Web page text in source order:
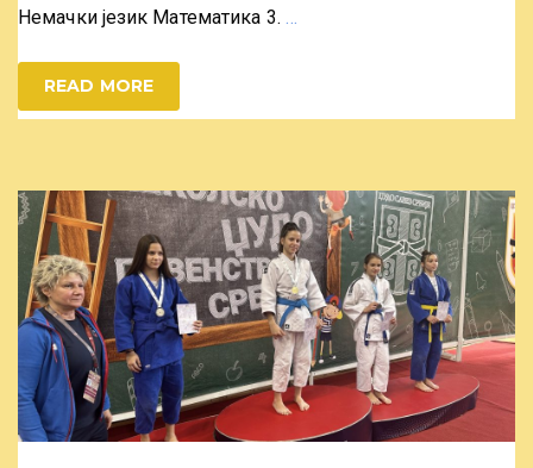
Немачки језик Математика 3.
READ MORE